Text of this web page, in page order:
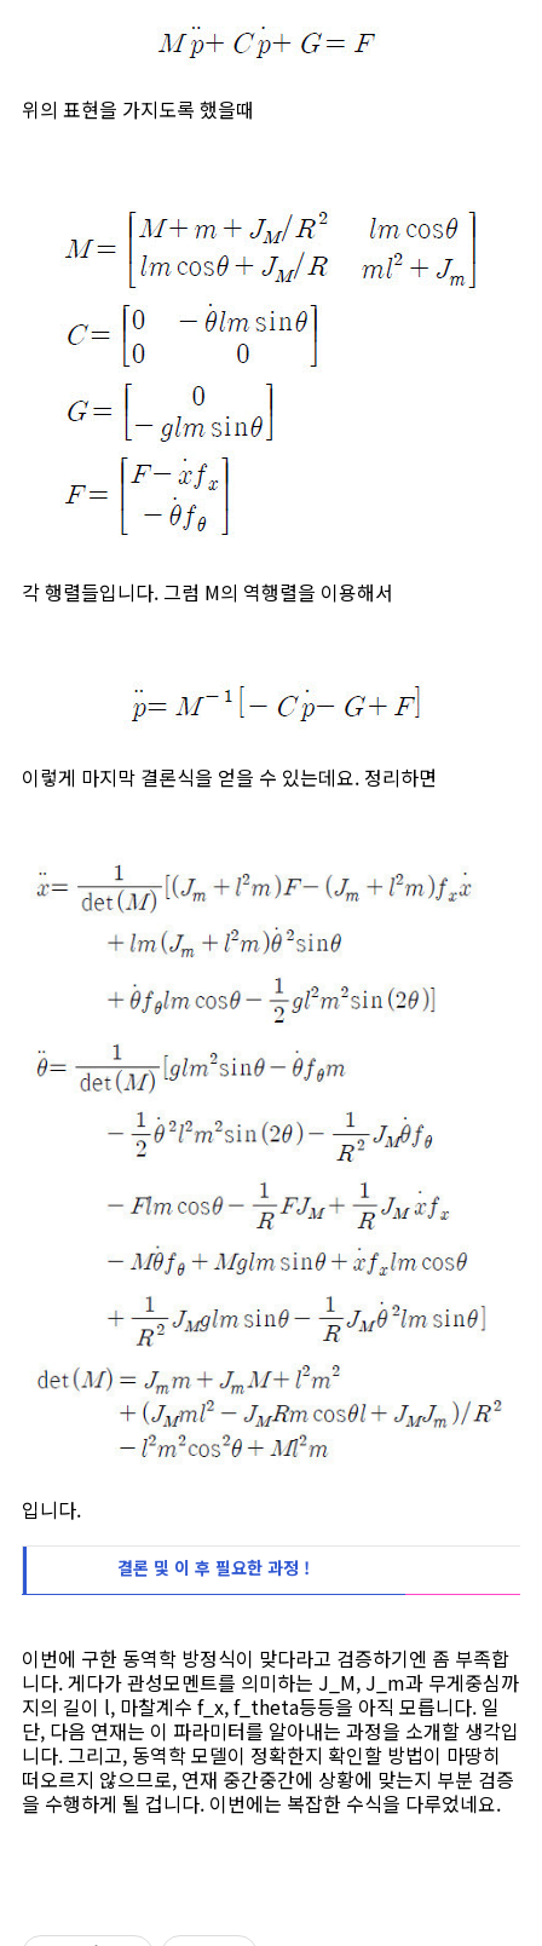
위의 표현을 가지도록 했을때
각 행렬들입니다. 그럼 M의 역행렬을 이용해서
이렇게 마지막 결론식을 얻을 수 있는데요. 정리하면
입니다.
결론 및 이 후 필요한 과정 !
이번에 구한 동역학 방정식이 맞다라고 검증하기엔 좀 부족합
니다. 게다가 관성모멘트를 의미하는 J_M, J_m과 무게중심까
지의 길이 l, 마찰계수 f_x, f_theta등등을 아직 모릅니다. 일
단, 다음 연재는 이 파라미터를 알아내는 과정을 소개할 생각입
니다. 그리고, 동역학 모델이 정확한지 확인할 방법이 마땅히
떠오르지 않으므로, 연재 중간중간에 상황에 맞는지 부분 검증
을 수행하게 될 겁니다. 이번에는 복잡한 수식을 다루었네요.